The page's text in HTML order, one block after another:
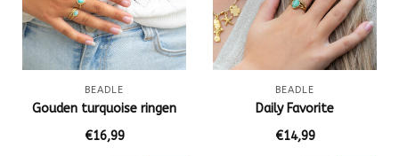
BEADLE
Gouden turquoise ringen
€16,99
BEADLE
Daily Favorite
€14,99